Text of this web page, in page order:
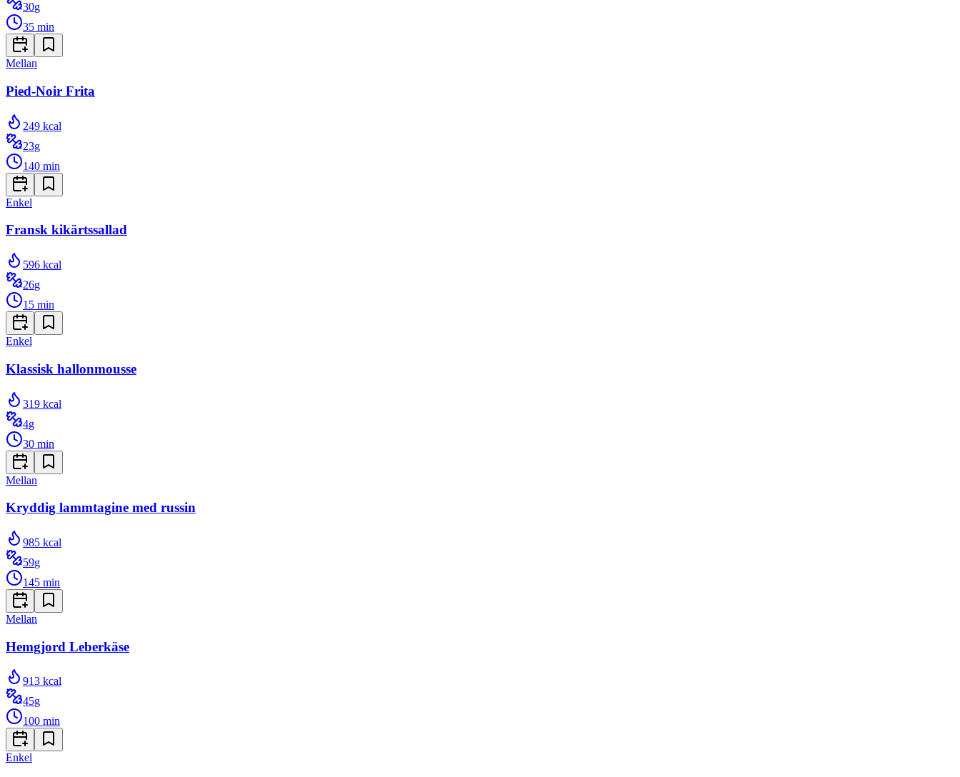
30g
35 min
Mellan
Pied-Noir Frita
249 kcal
23g
140 min
Enkel
Fransk kikärtssallad
596 kcal
26g
15 min
Enkel
Klassisk hallonmousse
319 kcal
4g
30 min
Mellan
Kryddig lammtagine med russin
985 kcal
59g
145 min
Mellan
Hemgjord Leberkäse
913 kcal
45g
100 min
Enkel